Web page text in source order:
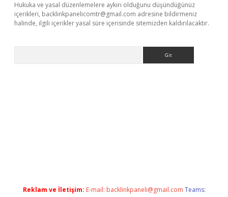
Hukuka ve yasal düzenlemelere aykırı olduğunu düşündüğünüz
içerikleri, backlinkpanelicomtr@gmail.com adresine bildirmeniz
halinde, ilgili içerikler yasal süre içerisinde sitemizden kaldırılacaktır.
Reklam ve İletişim: E-mail: backlinkpaneli@gmail.com Teams: